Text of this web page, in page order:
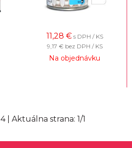
11,28 € s DPH / KS
9,17 € bez DPH / KS
Na objednávku
4| Aktuálna strana: 1/1